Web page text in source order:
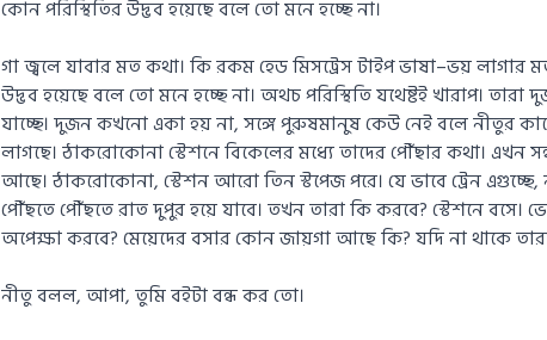
কোন পরিস্থিতির উদ্ভব হয়েছে বলে তো মনে হচ্ছে না।
গা জ্বলে যাবার মত কথা। কি রকম হেড মিসট্রেস টাইপ ভাষা–ভয় লাগার
উদ্ভব হয়েছে বলে তো মনে হচ্ছে না। অথচ পরিস্থিতি যথেষ্টই খারাপ।
যাচ্ছে। দুজন কখনো একা হয় না, সঙ্গে পুরুষমানুষ কেউ নেই বলে নীতুর
লাগছে। ঠাকরোকোনা স্টেশনে বিকেলের মধ্যে তাদের পৌঁছার কথা। এখন
আছে। ঠাকরোকোনা, স্টেশন আরো তিন স্টপেজ পরে। যে ভাবে ট্রেন এগুচ্ছে,
পৌঁছতে পৌঁছতে রাত দুপুর হয়ে যাবে। তখন তারা কি করবে? স্টেশনে বসে।
অপেক্ষা করবে? মেয়েদের বসার কোন জায়গা আছে কি? যদি না থাকে
নীতু বলল, আপা, তুমি বইটা বন্ধ কর তো।